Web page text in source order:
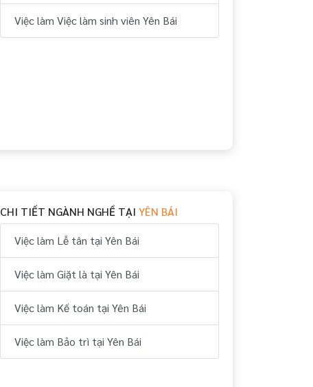
Việc làm Việc làm sinh viên Yên Bái
CHI TIẾT NGÀNH NGHỀ TẠI YÊN BÁI
Việc làm Lễ tân tại Yên Bái
Việc làm Giặt là tại Yên Bái
Việc làm Kế toán tại Yên Bái
Việc làm Bảo trì tại Yên Bái